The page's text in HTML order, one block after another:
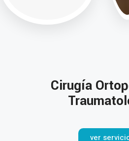
Cirugía
ver